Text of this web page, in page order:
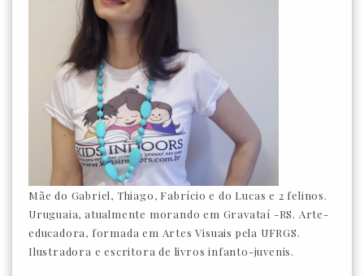
Mãe do Gabriel, Thiago, Fabrício e do Lucas e 2 felinos.
Uruguaia, atualmente morando em Gravataí -RS. Arte-
educadora, formada em Artes Visuais pela UFRGS.
Ilustradora e escritora de livros infanto-juvenis.